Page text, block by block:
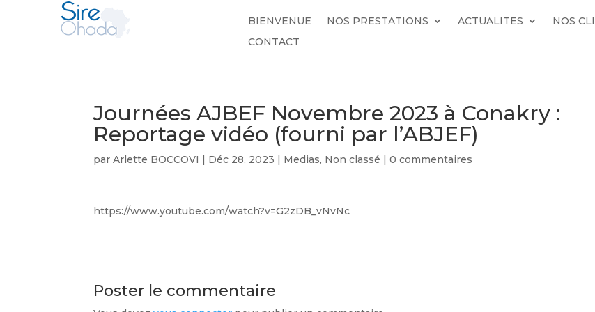
BIENVENUE NOS PRESTATIONS ACTUALITES NOS
CONTACT
Journées AJBEF Novembre 2023 à Conakry :
Reportage vidéo (fourni par l’ABJEF)
parArlette BOCCOVI | Déc 28, 2023 | Medias, Non classé |0 commentaires
https://www.youtube.com/watch?v=G2zDB_vNvNc
Poster le commentaire